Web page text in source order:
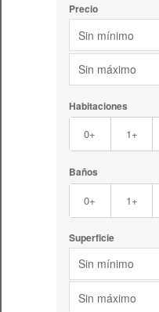
Precio
Sin mínimo
Sin máximo
Habitaciones
0+ 1+
Baños
0+ 1+
Superficie
Sin mínimo
Sin máximo